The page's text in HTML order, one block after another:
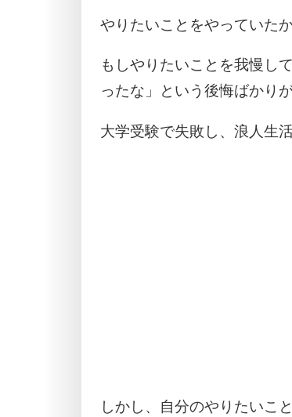
やりたいことをやっていたか
もしやりたいことを我慢し
ったな」という後悔ばかり
大学受験で失敗し、浪人生
しかし、自分のやりたいこ